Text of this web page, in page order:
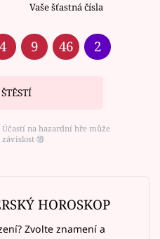
Vaše šťastná čísla
4 9 46 2
na hazardní hře může
⑱
HOROSKOP
Zvolte znamení a